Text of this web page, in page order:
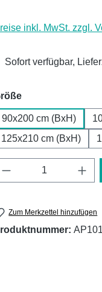
inkl. MwSt. zzgl.
Sofort verfügbar,
auswählen
90x200 cm (BxH)
125x210 cm (BxH)
Produkt
Zum Merkzettel hinzufügen